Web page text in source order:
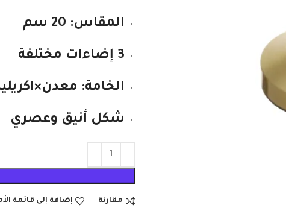
المقاس: 20 سم
3 إضاءات مختلفة
الخامة:
شكل أنيق وعصري
مقارنة إضافة إلى قائمة